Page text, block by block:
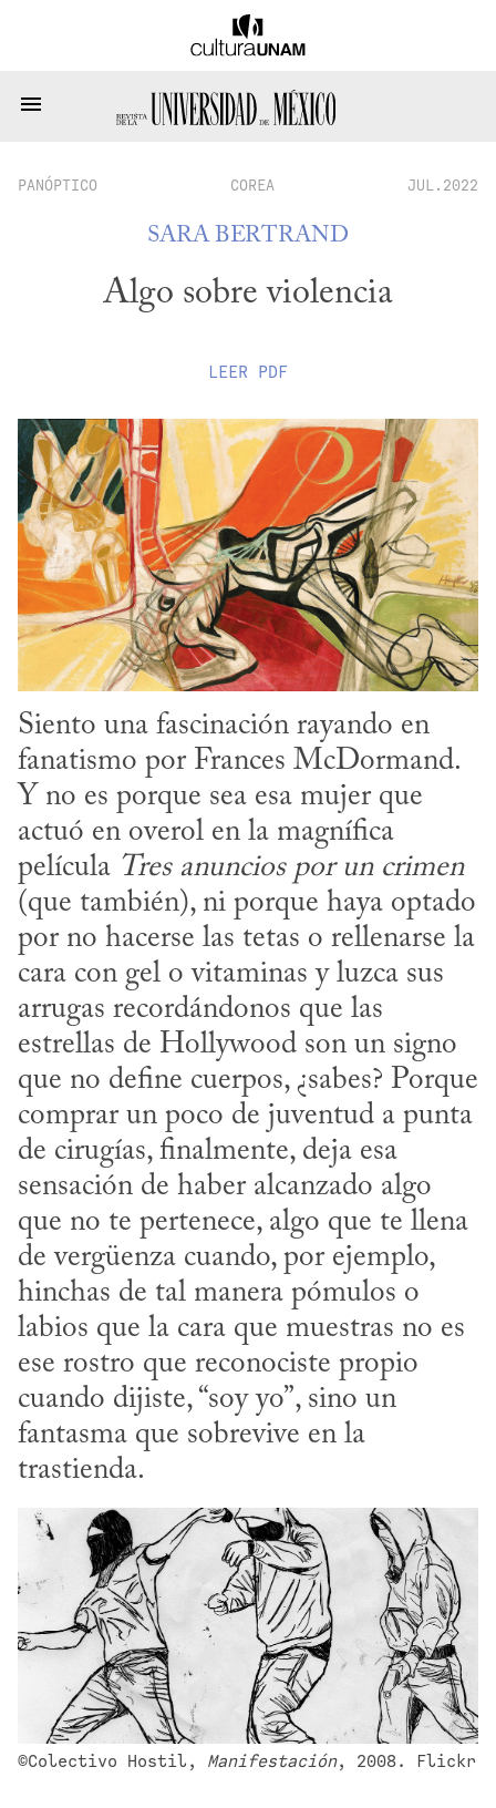
PANÓPTICO COREA JUL.2022
SARA BERTRAND
Algo sobre violencia
LEER PDF
Siento una fascinación rayando en
fanatismo por Frances McDormand.
Y no es porque sea esa mujer que
actuó en overol en la magnífica
película Tres anuncios por un crimen
(que también), ni porque haya optado
por no hacerse las tetas o rellenarse la
cara con gel o vitaminas y luzca sus
arrugas recordándonos que las
estrellas de Hollywood son un signo
que no define cuerpos, ¿sabes? Porque
comprar un poco de juventud a punta
de cirugías, finalmente, deja esa
sensación de haber alcanzado algo
que no te pertenece, algo que te llena
de vergüenza cuando, por ejemplo,
hinchas de tal manera pómulos o
labios que la cara que muestras no es
ese rostro que reconociste propio
cuando dijiste, “soy yo”, sino un
fantasma que sobrevive en la
trastienda.
©Colectivo Hostil, Manifestación, 2008. Flickr